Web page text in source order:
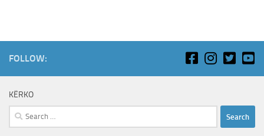
FOLLOW:
KËRKO
Search
for: